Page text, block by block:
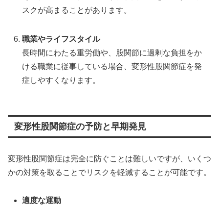
スクが高まることがあります。
職業やライフスタイル
長時間にわたる重労働や、股関節に過剰な負担をか
ける職業に従事している場合、変形性股関節症を発
症しやすくなります。
変形性股関節症の予防と早期発見
変形性股関節症は完全に防ぐことは難しいですが、いくつ
かの対策を取ることでリスクを軽減することが可能です。
適度な運動